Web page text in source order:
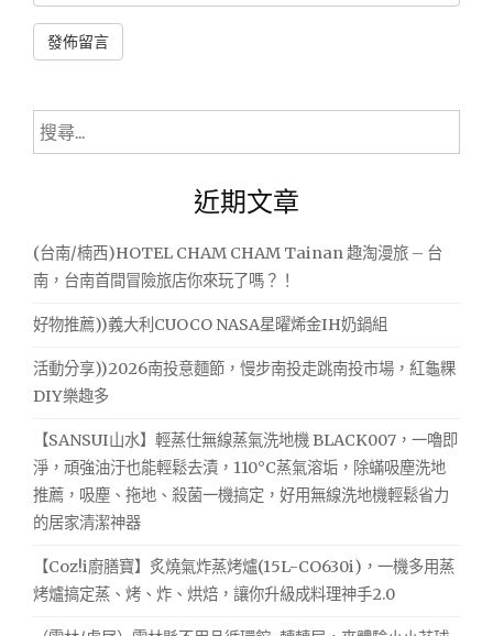
搜
尋
近期文章
(台南/楠西)HOTEL CHAM CHAM Tainan 趣淘漫旅 – 台
南，台南首間冒險旅店你來玩了嗎？！
好物推薦))義大利CUOCO NASA星曜烯金IH奶鍋組
活動分享))2026南投意麵節，慢步南投走跳南投市場，紅龜粿
DIY樂趣多
【SANSUI山水】輕蒸仕無線蒸氣洗地機 BLACK007，一嚕即
淨，頑強油汙也能輕鬆去漬，110°C蒸氣溶垢，除蟎吸塵洗地
推薦，吸塵、拖地、殺菌一機搞定，好用無線洗地機輕鬆省力
的居家清潔神器
【Coz!i廚膳寶】炙燒氣炸蒸烤爐(15L-CO630i)，一機多用蒸
烤爐搞定蒸、烤、炸、烘焙，讓你升級成料理神手2.0